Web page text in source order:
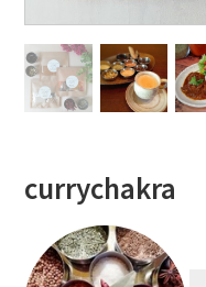
currychakra